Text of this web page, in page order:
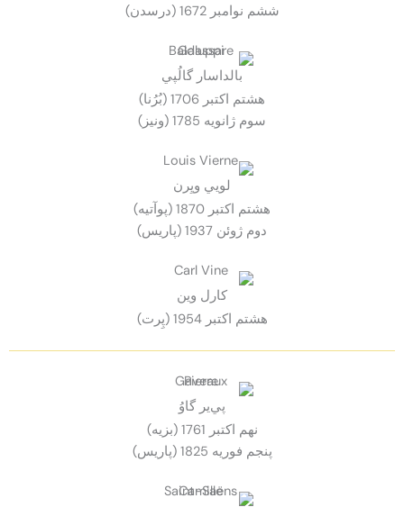
ششم نوامبر 1672 (درسدن)
بالداسار گالُپي
هشتم اكتبر 1706 (بُرُنا)
سوم ژانويه 1785 (ونيز)
لويي ويِرن
هشتم اكتبر 1870 (پوآتيه)
دوم ژوئن 1937 (پاريس)
كارل وين
هشتم اكتبر 1954 (پِرت)
پي‌ير گاوُ
نهم اكتبر 1761 (بزيه)
پنجم فوريه 1825 (پاريس)